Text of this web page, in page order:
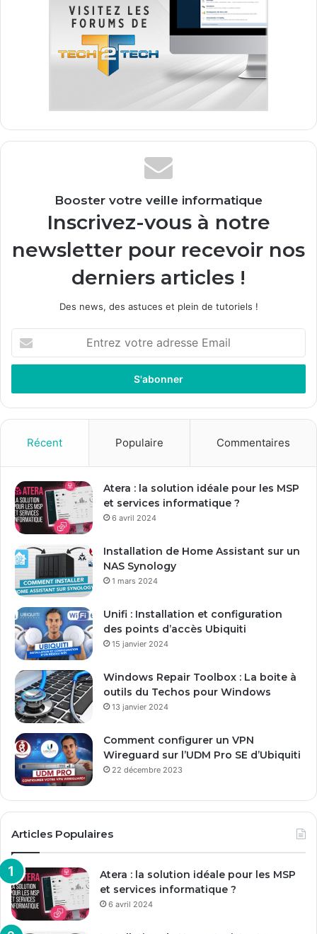
Booster votre veille informatique
Inscrivez-vous à notre
newsletter pour recevoir nos
derniers articles !
Des news, des astuces et plein de tutoriels !
votre
adresse
Récent Populaire Commentaires
Atera : la solution idéale pour les MSP
et services informatique ?
6 avril 2024
Installation de Home Assistant sur un
NAS Synology
1 mars 2024
Unifi : Installation et configuration
des points d’accès Ubiquiti
15 janvier 2024
Windows Repair Toolbox : La boite à
outils du Techos pour Windows
13 janvier 2024
Comment configurer un VPN
Wireguard sur l’UDM Pro SE d’Ubiquiti
22 décembre 2023
Articles Populaires
Atera : la solution idéale pour les MSP
et services informatique ?
6 avril 2024